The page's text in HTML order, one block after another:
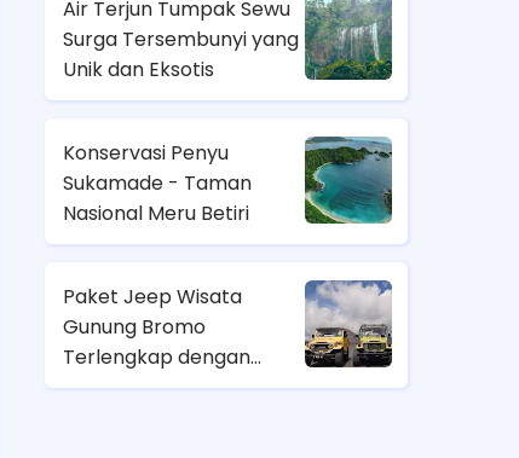
Air Terjun Tumpak Sewu
Surga Tersembunyi yang
Unik dan Eksotis
Konservasi Penyu
Sukamade - Taman
Nasional Meru Betiri
Paket Jeep Wisata
Gunung Bromo
Terlengkap dengan
Harga Terjangkau